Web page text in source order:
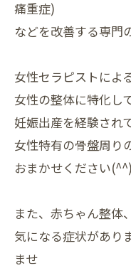
痛重症)
などを改善する専門
女性セラピストによ
女性の整体に特化し
妊娠出産を経験され
女性特有の骨盤周り
おまかせください(^^)
また、赤ちゃん整体
気になる症状があり
ませ